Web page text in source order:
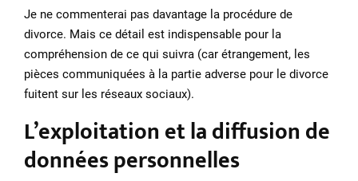
Je ne commenterai pas davantage la procédure de
divorce. Mais ce détail est indispensable pour la
compréhension de ce qui suivra (car étrangement, les
pièces communiquées à la partie adverse pour le divorce
fuitent sur les réseaux sociaux).
L’exploitation et la diffusion de
données personnelles